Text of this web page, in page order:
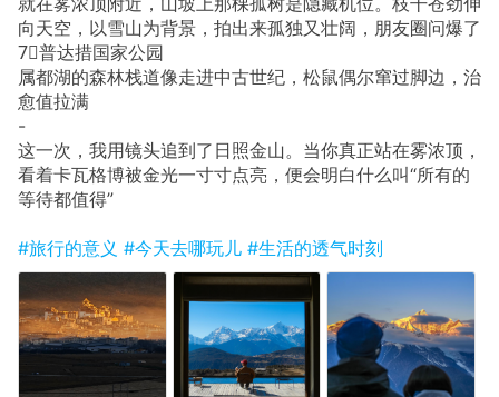
向天空，以雪山为背景，拍出来孤独又壮阔，朋友圈问爆了
7⃣️普达措国家公园
属都湖的森林栈道像走进中古世纪，松鼠偶尔窜过脚边，治
愈值拉满
-
这一次，我用镜头追到了日照金山。当你真正站在雾浓顶，
看着卡瓦格博被金光一寸寸点亮，便会明白什么叫“所有的
等待都值得”
#旅行的意义 #今天去哪玩儿 #生活的透气时刻